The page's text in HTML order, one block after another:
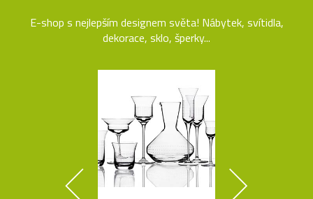
E-shop s nejlepším designem světa! Nábytek, svítidla,
dekorace, sklo, šperky...